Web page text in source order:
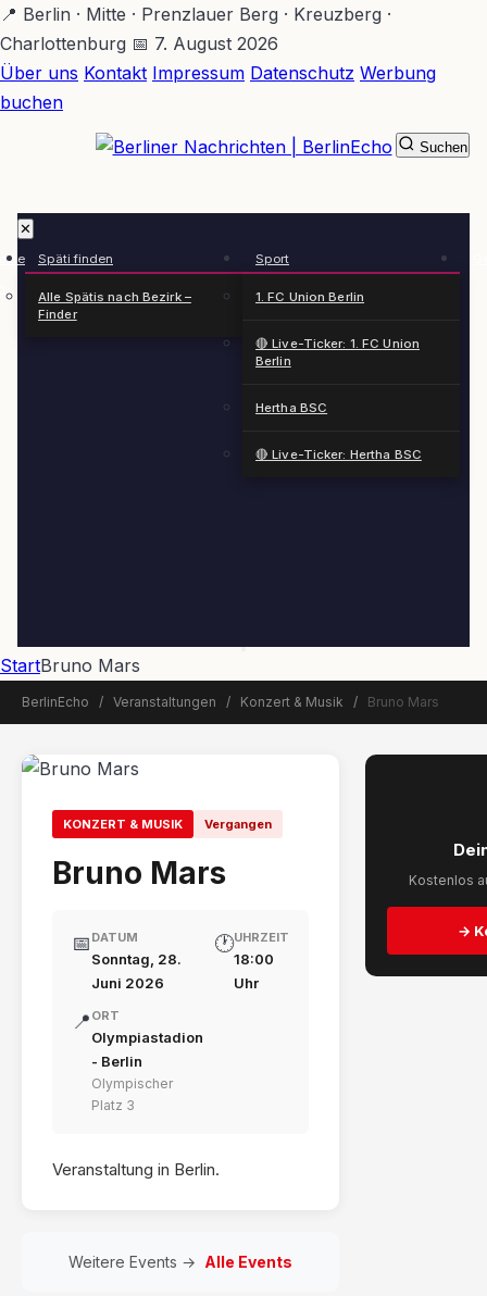
Zum
Hauptinhalt
springen
📍 Berlin · Mitte · Prenzlauer Berg · Kreuzberg ·
Charlottenburg 📅 7. August 2026
Über uns Kontakt Impressum Datenschutz Werbung
buchen
✕
Späti finden
Alle Spätis nach Bezirk –
Finder
Sport
1. FC Union Berlin
🔴 Live-Ticker: 1. FC Union
Berlin
Hertha BSC
🔴 Live-Ticker: Hertha BSC
Suchen
StartBruno Mars
BerlinEcho / Veranstaltungen / Konzert & Musik / Bruno Mars
KONZERT & MUSIK Vergangen
Bruno Mars
📅 DATUM
Sonntag, 28.
Juni 2026
🕐UHRZEIT
18:00
Uhr
📍 ORT
Olympiastadion
- Berlin
Olympischer
Platz 3
Veranstaltung in Berlin.
Weitere Events → Alle Events
Kostenlos
→